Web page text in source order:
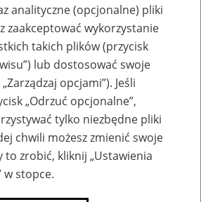
lub
zakładów pracy
analityczne (opcjonalne) pliki
zaakceptować wykorzystanie
takich plików (przycisk
lub dostosować swoje
opcjami”). Jeśli
„Odrzuć opcjonalne”,
tylko niezbędne pliki
chwili możesz zmienić swoje
to zrobić, kliknij „Ustawienia
w stopce.